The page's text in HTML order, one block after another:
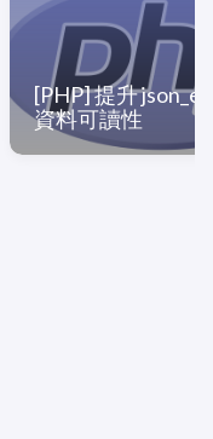
[PHP] 提升
資料可讀性